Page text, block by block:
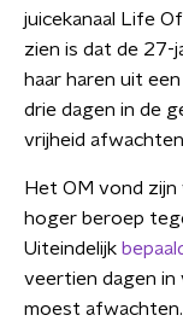
juicekanaal Life
zien is dat de 27-
haar haren uit
drie dagen in de
vrijheid
Het OM vond
hoger beroep
Uiteindelijk
veertien dagen in
moest afwachten.